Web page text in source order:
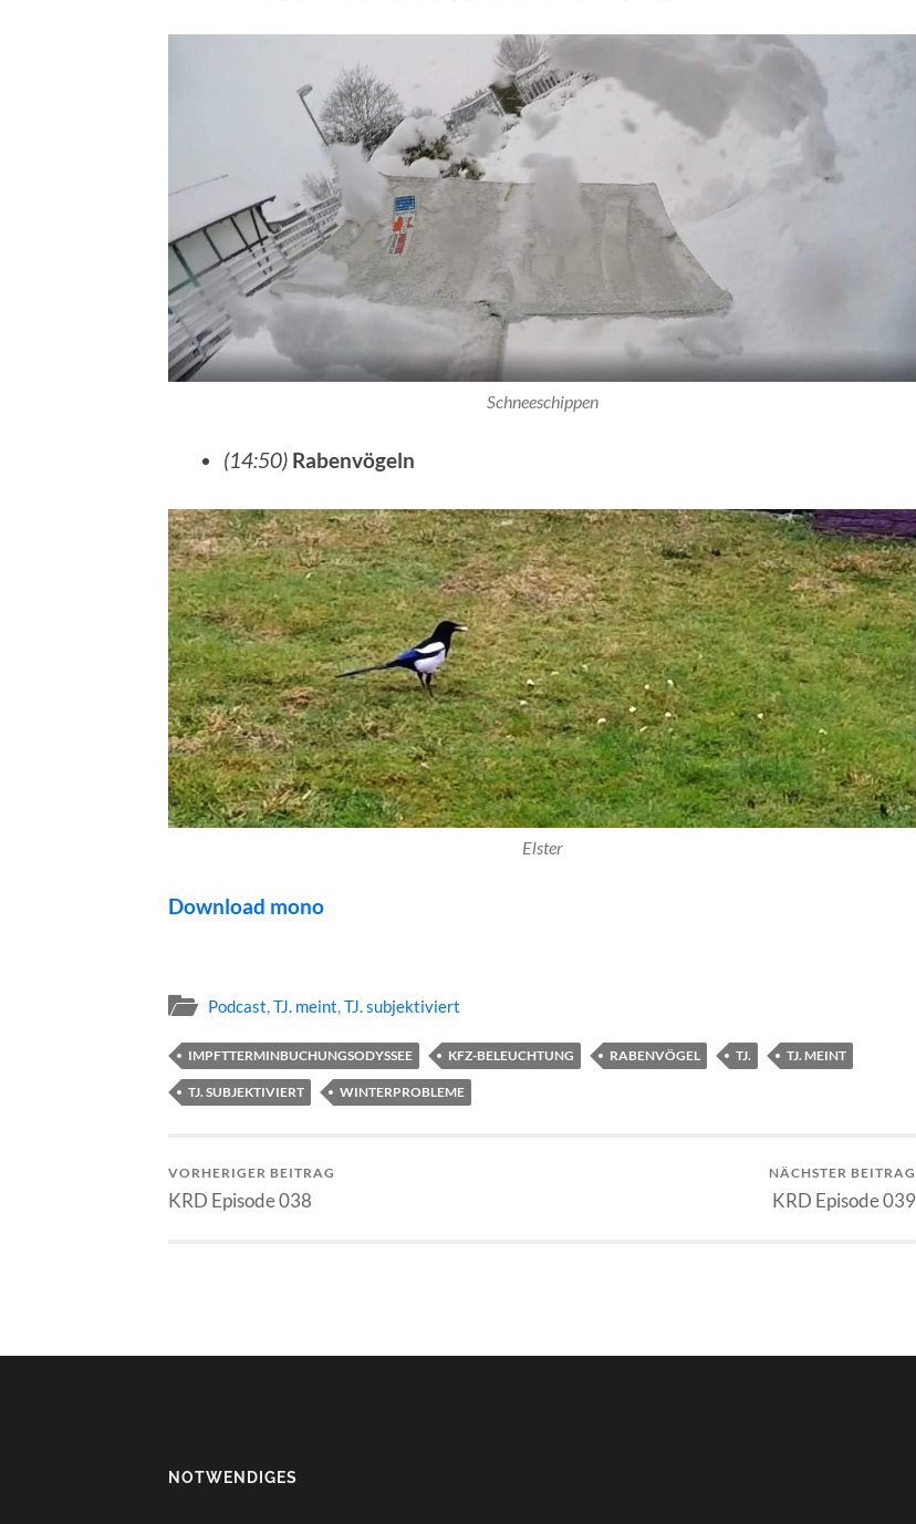
Schneeschippen
(14:50) Rabenvögeln
Elster
Download mono
Podcast,TJ. meint,TJ. subjektiviert
IMPFTTERMINBUCHUNGSODYSSEE KFZ-BELEUCHTUNG RABENVÖGEL TJ. TJ. MEINT
TJ. SUBJEKTIVIERT WINTERPROBLEME
VORHERIGER BEITRAG
KRD Episode 038
NÄCHSTER BEITRAG
KRD Episode 039
NOTWENDIGES